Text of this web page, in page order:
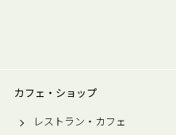
カフェ・ショップ
レストラン・カフェ